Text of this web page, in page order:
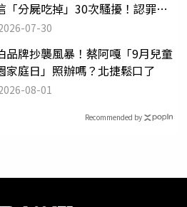
「分屍吃掉」30次騷擾！認罪免
07-30
品牌抄襲風暴！蔡阿嘎「9月兒童
家庭日」照辦嗎？北捷鬆口了
08-01
Recommended by